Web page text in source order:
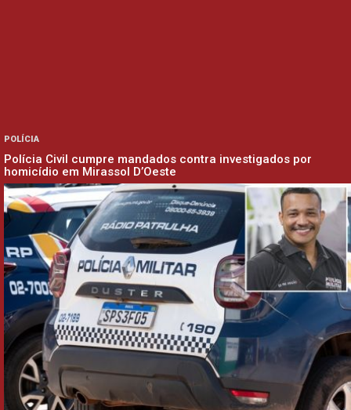
POLÍCIA
Polícia Civil cumpre mandados contra investigados por
homicídio em Mirassol D’Oeste